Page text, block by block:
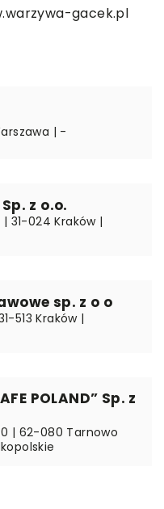
gacek.pl
| -
z o.o.
31-024 Kraków |
sp. z o o
513 Kraków |
POLAND” Sp. z
| 62-080 Tarnowo